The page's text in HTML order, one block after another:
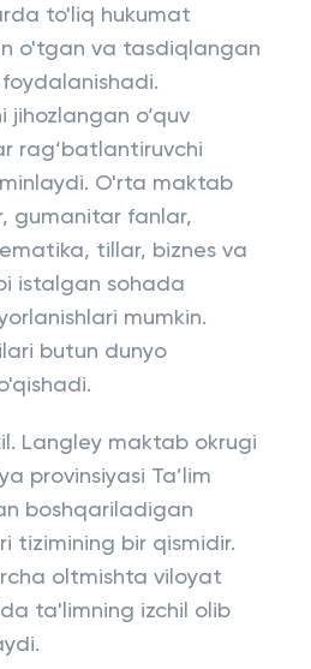
to'liq hukumat
o'tgan va tasdiqlangan
jihozlangan o‘quv
rag‘batlantiruvchi
O'rta maktab
gumanitar fanlar,
tillar, biznes va
istalgan sohada
mumkin.
butun dunyo
Langley maktab okrugi
provinsiyasi Ta’lim
boshqariladigan
tizimining bir qismidir.
oltmishta viloyat
ta'limning izchil olib